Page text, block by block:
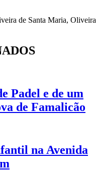
de Santa Maria, Oliveira
Padel e de um
de Famalicão
na Avenida